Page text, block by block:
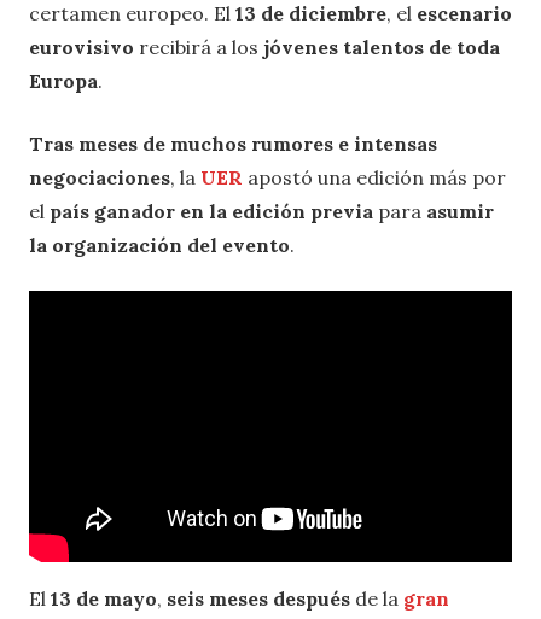
certamen europeo. El 13 de diciembre, el escenario
eurovisivo recibirá a los jóvenes talentos de toda
Europa.
Tras meses de muchos rumores e intensas
negociaciones, la UER apostó una edición más por
el país ganador en la edición previa para asumir
la organización del evento.
El 13 de mayo, seis meses después de la gran